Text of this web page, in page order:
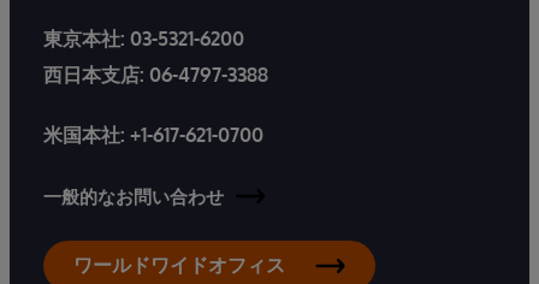
東京本社: 03-5321-6200
西日本支店: 06-4797-3388
米国本社: +1-617-621-0700
一般的なお問い合わせ
ワールドワイドオフィス